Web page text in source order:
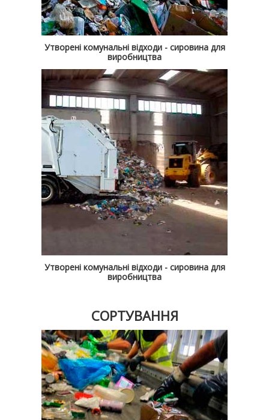
Утворені комунальні відходи - сировина для
виробництва
Утворені комунальні відходи - сировина для
виробництва
СОРТУВАННЯ